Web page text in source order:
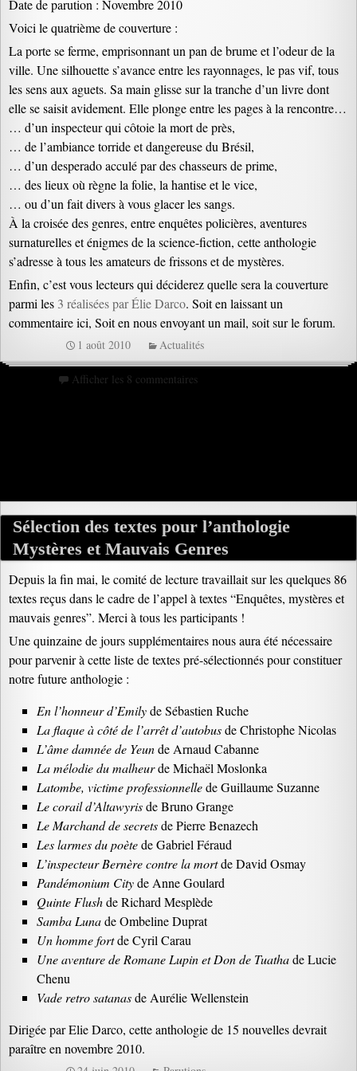
Date de parution : Novembre 2010
Voici le quatrième de couverture :
La porte se ferme, emprisonnant un pan de brume et l’odeur de la
ville. Une silhouette s’avance entre les rayonnages, le pas vif, tous
les sens aux aguets. Sa main glisse sur la tranche d’un livre dont
elle se saisit avidement. Elle plonge entre les pages à la rencontre…
… d’un inspecteur qui côtoie la mort de près,
… de l’ambiance torride et dangereuse du Brésil,
… d’un desperado acculé par des chasseurs de prime,
… des lieux où règne la folie, la hantise et le vice,
… ou d’un fait divers à vous glacer les sangs.
À la croisée des genres, entre enquêtes policières, aventures
surnaturelles et énigmes de la science-fiction, cette anthologie
s’adresse à tous les amateurs de frissons et de mystères.
Enfin, c’est vous lecteurs qui déciderez quelle sera la couverture
parmi les 3 réalisées par Élie Darco. Soit en laissant un
commentaire ici, Soit en nous envoyant un mail, soit sur le forum.
1 août 2010 Actualités
Afficher les 8 commentaires
Sélection des textes pour l’anthologie
Mystères et Mauvais Genres
Depuis la fin mai, le comité de lecture travaillait sur les quelques 86
textes reçus dans le cadre de l’appel à textes “Enquêtes, mystères et
mauvais genres”. Merci à tous les participants !
Une quinzaine de jours supplémentaires nous aura été nécessaire
pour parvenir à cette liste de textes pré-sélectionnés pour constituer
notre future anthologie :
En l’honneur d’Emilyde Sébastien Ruche
La flaque à côté de l’arrêt d’autobusde Christophe Nicolas
L’âme damnée de Yeunde Arnaud Cabanne
La mélodie du malheurde Michaël Moslonka
Latombe, victime professionnellede Guillaume Suzanne
Le corail d’Altawyrisde Bruno Grange
Le Marchand de secretsde Pierre Benazech
Les larmes du poètede Gabriel Féraud
L’inspecteur Bernère contre la mortde David Osmay
Pandémonium Cityde Anne Goulard
Quinte Flushde Richard Mesplède
Samba Lunade Ombeline Duprat
Un homme fortde Cyril Carau
Une aventure de Romane Lupin et Don de Tuathade Lucie
Chenu
Vade retro satanasde Aurélie Wellenstein
Dirigée par Elie Darco, cette anthologie de 15 nouvelles devrait
paraître en novembre 2010.